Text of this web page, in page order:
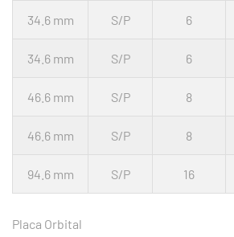
34.6 mm S/P 6
34.6 mm S/P 6
46.6 mm S/P 8
46.6 mm S/P 8
94.6 mm S/P 16
Placa Orbital